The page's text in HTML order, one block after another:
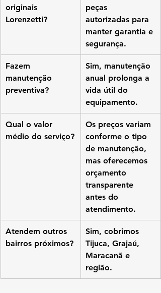
originais
Lorenzetti?
peças
autorizadas para
manter garantia e
segurança.
Fazem
manutenção
preventiva?
Sim, manutenção
anual prolonga a
vida útil do
equipamento.
Qual o valor
médio do serviço?
Os preços variam
conforme o tipo
de manutenção,
mas oferecemos
orçamento
transparente
antes do
atendimento.
Atendem outros
bairros próximos?
Sim, cobrimos
Tijuca, Grajaú,
Maracanã e
região.